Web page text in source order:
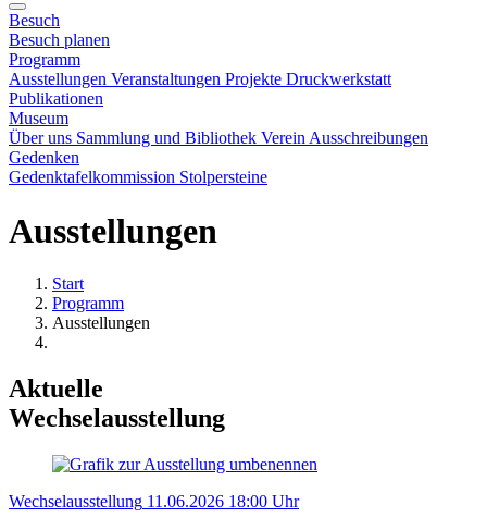
Besuch
Besuch planen
Programm
Ausstellungen Veranstaltungen Projekte Druckwerkstatt
Publikationen
Museum
Über uns Sammlung und Bibliothek VereinAusschreibungen
Gedenken
Gedenktafelkommission Stolpersteine
Ausstellungen
Start
Programm
Ausstellungen
Aktuelle
Wechselausstellung
Wechselausstellung 11.06.2026 18:00 Uhr